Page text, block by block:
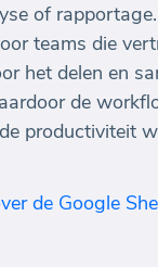
of
teams die
het delen en
de
productiviteit
de Google